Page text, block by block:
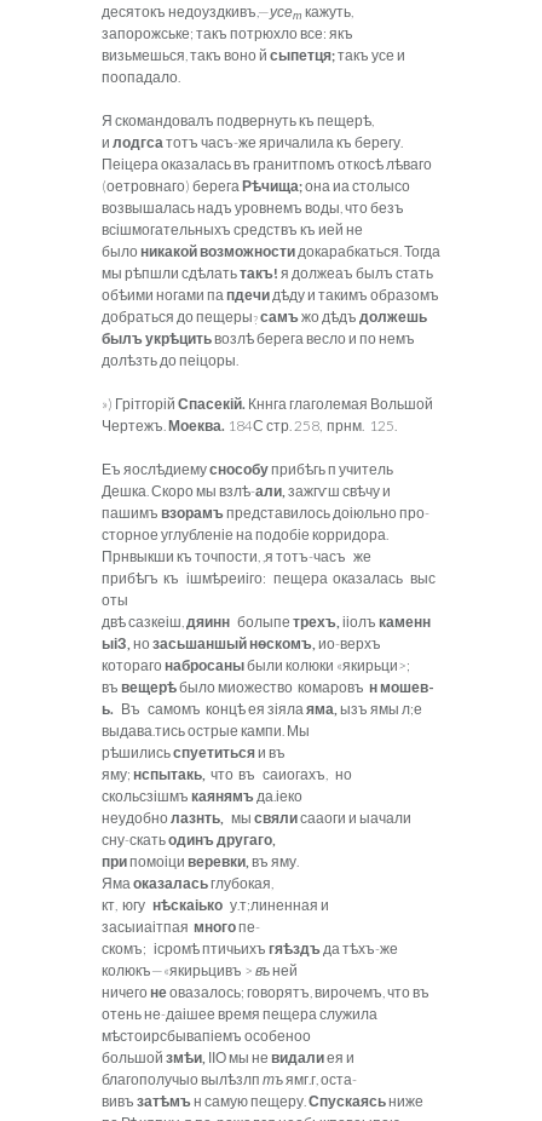
десятокъ недоуздкивъ,—усет кажуть,
запорожське; такъ потрюхло все: якъ
визьмешься, такъ воно й сыпетця;такъ усе и
поопадало.
Я скомандовалъ подвернуть къ пещерѣ,
и лодгса тотъ часъ-же яричалила къ берегу.
Пеіцера оказалась въ гранитпомъ откосѣ лѣваго
(оетровнаго) берега Рѣчища;она иа столысо
возвышалась надъ уровнемъ воды, что безъ
всішмогательныхъ средствъ къ ией не
было никакой возможности докарабкаться. Тогда
мы рѣпшли сдѣлатьтакъ! я должеаъ былъ стать
обѣими ногами па пдечи дѣду и такимъ образомъ
добраться до пещеры?самъжо дѣдъ должешь
былъ укрѣцитьвозлѣ берега весло и по немъ
долѣзть до пеіцоры.
») Грітгорій Спасекій. Кннга глаголемая Вольшой
Чертежъ. Моеква. 184С стр. 258, прнм. 125.
Еъ яослѣдиемуснособуприбѣгь п учитель
Дешка. Скоро мы взлѣ-али, зажгѵш свѣчу и
пашимъ взорамъпредставилось доіюльно про-
сторное углубленіе на подобіе корридора.
Прнвыкши къ точпости, ,я тотъ-часъ же
прибѣгъ къ ішмѣреиіго: пещера оказалась выс
оты
двѣ сазкеіш, дяинн болыпе трехъ, ііолъ каменн
ыіЗ, но засьшаншый нѳскомъ, ио-верхъ
котораго набросаныбыли колюки «якирьци>;
въ вещерѣбыло миожество комаровъ н мошев-
ь. Въ самомъ концѣ ея зіяла яма, ызъ ямы л;е
выдава.тись острые кампи. Мы
рѣшилисьспуетитьсяи въ
яму; нспытакь, что въ саиогахъ, но
скольсзішмъ каянямъ да.іеко
неудобно лазнть, мы свялисааоги и ыачали
сну-скатьодинъ другаго,
припомоіци веревки, въ яму.
Яма оказаласьглубокая,
кт, югу нѣскаіько у.т;линенная и
засыиаітпая многопе-
скомъ; ісромѣ птичьихъ гяѣздъ да тѣхъ-же
колюкъ—«якирьцивъ > въней
ничего неовазалось; говорятъ, вирочемъ, что въ
отень не-даішее время пещера служила
мѣстоирсбывапіемъ особеноо
большой змѣи, ІІО мы не видалиея и
благополучыо вылѣзлп тъямг.г, оста-
вивъ затѣмън самую пещеру. Спускаясьниже